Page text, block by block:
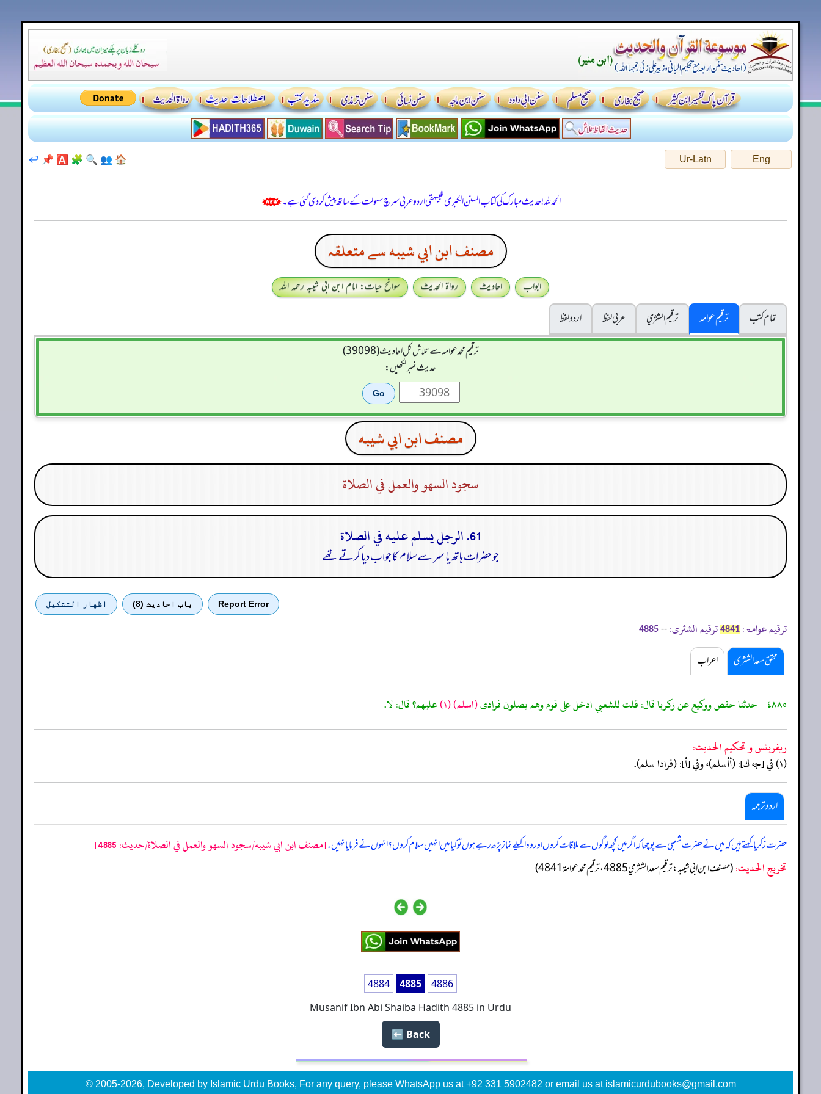
Eng
Ur-Latn
🏠
👥
🔍
🧩
🅰️
📌
↩️
الحمدللہ! حدیث مبارک کی کتاب السنن الكبرى للبيهقي اردو عربی سرچ سہولت کے ساتھ پیش کر دی گئی ہے۔
مصنف ابن ابي شيبه سے متعلقہ
ابواب احادیث رواۃ الحدیث
سوانح حیات: امام ابن ابی شیبہ رحمہ اللہ
تمام کتب
ترقیم عوامہ ترقيم الشژي عربی لفظ
اردو لفظ
ترقیم محمدعوامہ سے تلاش کل احادیث (39098)
حدیث نمبر لکھیں:
مصنف ابن ابي شيبه
سجود السهو والعمل في الصلاة
61. الرجل يسلم عليه في الصلاة
جو حضرات ہاتھ یا سر سے سلام کا جواب دیا کرتے تھے
Report Error باب احادیث (8) اظهار التشكيل
ترقیم عوامۃ: 4841 ترقیم الشثری: --
4885
محقق سعد الشثری اعراب
٤٨٨٥ - حدثنا حفص ووكيع عن زكريا قال: قلت للشعبي ادخل على قوم وهم يصلون فرادى (اسلم)(١) عليهم؟ قال: لا.
ريفرينس و تحكيم الحدیث:
(١) في [جـ، ك]: (أأسلم)، وفي [أ]: (فرادا سلم).
اردو ترجمہ
حضرت زکریا کہتے ہیں کہ میں نے حضرت شعبی سے پوچھا کہ اگر میں کچھ لوگوں سے ملاقات کروں اور وہ اکیلے نماز پڑھ رہے ہوں تو کیا میں انہیں سلام کروں؟ انہوں نے فرمایا نہیں۔[مصنف ابن ابي شيبه/سجود السهو والعمل في الصلاة/حدیث: 4885]
تخریج الحدیث:(مصنف ابن ابي شيبه: ترقيم سعد الشثري 4885، ترقيم محمد عوامة 4841)
4884 4885
4886
Musanif Ibn Abi Shaiba Hadith 4885 in Urdu
Back ⬅️
© 2005-2026, Developed by Islamic Urdu Books, For any query, please WhatsApp us at +92 331 5902482 or email us at islamicurdubooks@gmail.com